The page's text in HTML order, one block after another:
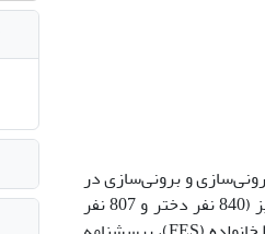
و برونی‌سازی در
میان نوجوانان پرداخته شده است. نمونه آماری این مطالعه را 1647 نفر نوجوان شاغل به تحصیل 18-15 ساله شــهرستان تبریز (840 نفر دختر و 807 نفر